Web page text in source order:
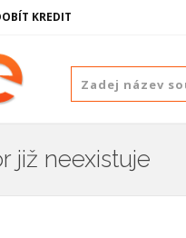
KREDIT
již neexistuje